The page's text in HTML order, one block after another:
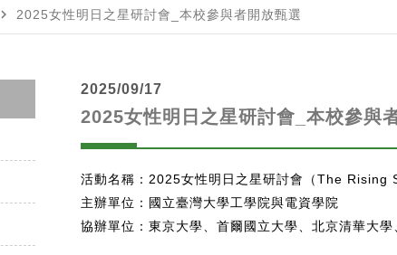
navigate_next 2025女性明日之星研討會_本校參與者開放甄選
2025/09/17
2025女性明日之星研討會_本校參與
活動名稱：2025女性明日之星研討會（The
主辦單位：國立臺灣大學工學院與電資學院
協辦單位：東京大學、首爾國立大學、北京清華大